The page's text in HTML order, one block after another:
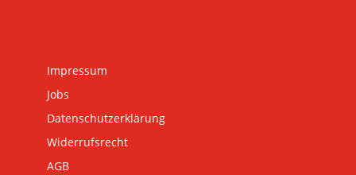
Impressum
Jobs
Datenschutzerklärung
Widerrufsrecht
AGB